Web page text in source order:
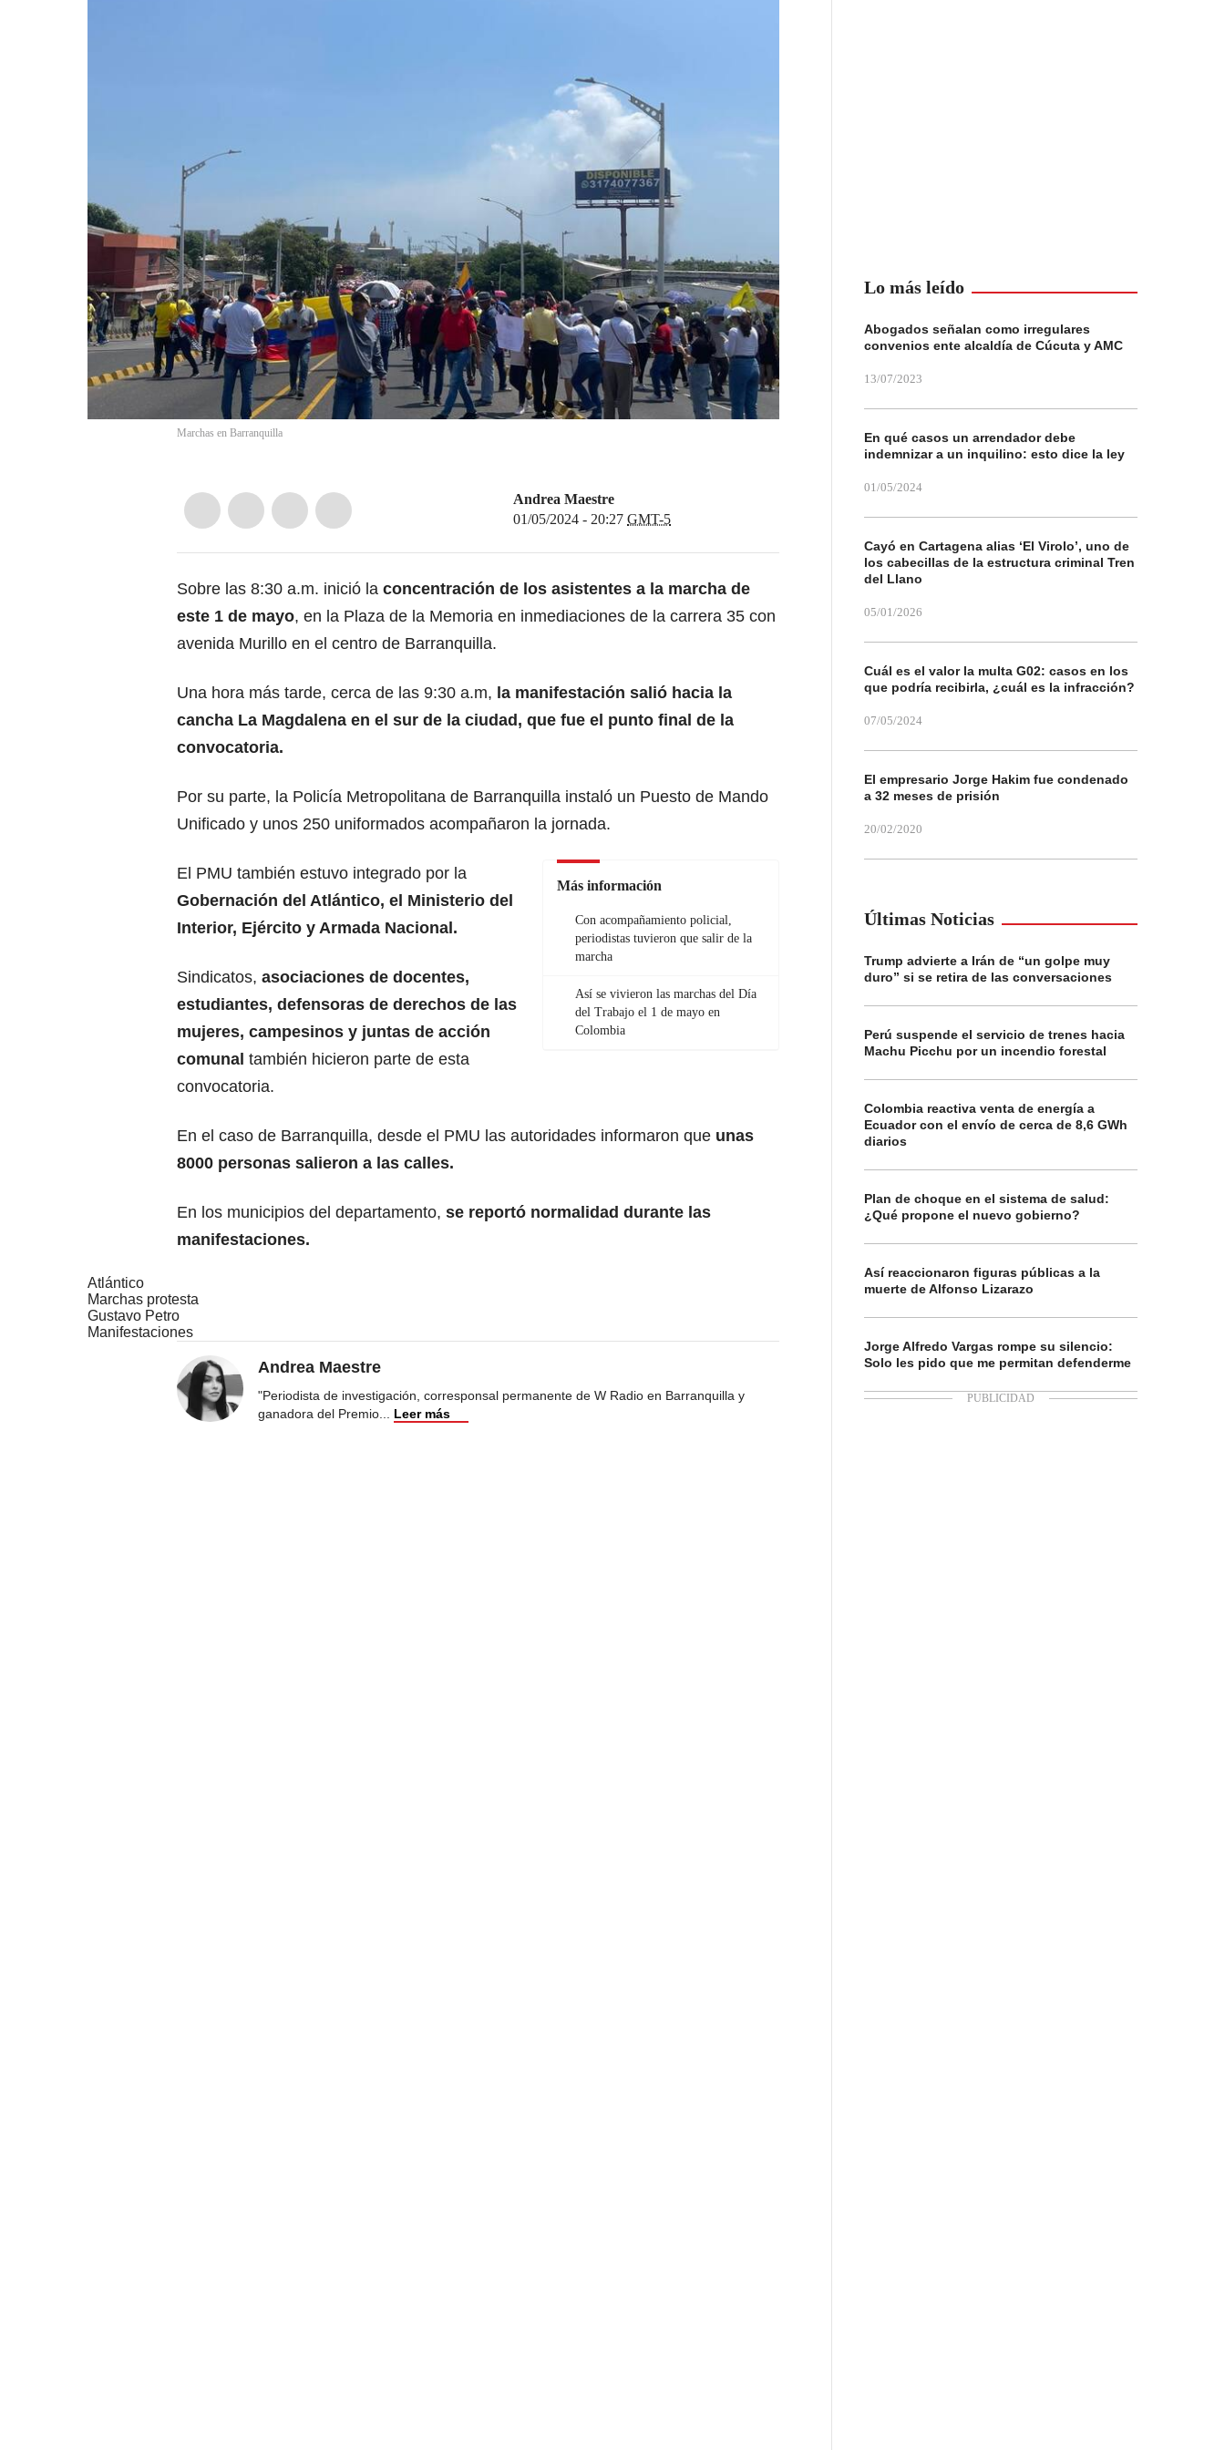
Marchas en Barranquilla
Andrea Maestre
01/05/2024 - 20:27 GMT-5
Sobre las 8:30 a.m. inició la concentración de los asistentes a la marcha de
este 1 de mayo, en la Plaza de la Memoria en inmediaciones de la carrera 35 con
avenida Murillo en el centro de Barranquilla.
Una hora más tarde, cerca de las 9:30 a.m, la manifestación salió hacia la
cancha La Magdalena en el sur de la ciudad, que fue el punto final de la
convocatoria.
Por su parte, la Policía Metropolitana de Barranquilla instaló un Puesto de Mando
Unificado y unos 250 uniformados acompañaron la jornada.
Más información
Con acompañamiento policial,
periodistas tuvieron que salir de la
marcha
Así se vivieron las marchas del Día
del Trabajo el 1 de mayo en
Colombia
El PMU también estuvo integrado por la
Gobernación del Atlántico, el Ministerio del
Interior, Ejército y Armada Nacional.
Sindicatos, asociaciones de docentes,
estudiantes, defensoras de derechos de las
mujeres, campesinos y juntas de acción
comunal también hicieron parte de esta
convocatoria.
En el caso de Barranquilla, desde el PMU las autoridades informaron que unas
8000 personas salieron a las calles.
En los municipios del departamento, se reportó normalidad durante las
manifestaciones.
Atlántico
Marchas protesta
Gustavo Petro
Manifestaciones
Andrea Maestre
"Periodista de investigación, corresponsal permanente de W Radio en Barranquilla y
ganadora del Premio... Leer más
Lo más leído
Abogados señalan como irregulares
convenios ente alcaldía de Cúcuta y AMC
13/07/2023
En qué casos un arrendador debe
indemnizar a un inquilino: esto dice la ley
01/05/2024
Cayó en Cartagena alias ‘El Virolo’, uno de
los cabecillas de la estructura criminal Tren
del Llano
05/01/2026
Cuál es el valor la multa G02: casos en los
que podría recibirla, ¿cuál es la infracción?
07/05/2024
El empresario Jorge Hakim fue condenado
a 32 meses de prisión
20/02/2020
Últimas Noticias
Trump advierte a Irán de “un golpe muy
duro” si se retira de las conversaciones
Perú suspende el servicio de trenes hacia
Machu Picchu por un incendio forestal
Colombia reactiva venta de energía a
Ecuador con el envío de cerca de 8,6 GWh
diarios
Plan de choque en el sistema de salud:
¿Qué propone el nuevo gobierno?
Así reaccionaron figuras públicas a la
muerte de Alfonso Lizarazo
Jorge Alfredo Vargas rompe su silencio:
Solo les pido que me permitan defenderme